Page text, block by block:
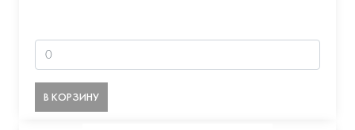
В КОРЗИНУ